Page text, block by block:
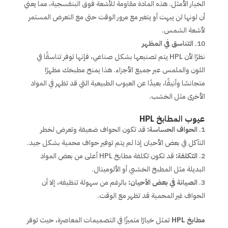
الخيار الأمثل. هذه المادة مقاومة للأشعة فوق البنفسجية، مما يعني
أن لونها لن يبهت أو يتغير مع مرور الوقت حتى مع التعرض المستمر
لأشعة الشمس.
التناسق في المظهر
نظرًا لأن HPL يتم تصنيعها بشكل صناعي، فإنها توفر تناسقًا في
اللون والملمس عبر جميع الأجزاء. هذا يمنح مطبخك مظهرًا
متجانسًا وأنيقًا، بعيدًا عن العيوب الطبيعية التي قد تظهر في المواد
الأخرى مثل الخشب.
عيوب المطابخ HPL
الحواف الحساسة: قد تكون الحواف ضعيفة وتعرض لخطر
التآكل في بعض الأحيان إذا لم يتم توفير حواف محمية بشكل جيد.
التكلفة:
قد تكون تكلفة مطابخ HPL أعلى من بعض المواد
البديلة مثل المطبخ الخشبي أو الألوميتال.
الصيانة في بعض الأحيان: بالرغم من سهولة تنظيفه، إلا أن
الحواف غير المحمية قد تظهر مع الوقت.
مطابخ HPL
تمثل خيارًا متميزًا في التصميمات المعاصرة، حيث توفر